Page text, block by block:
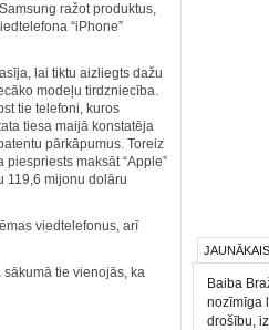
ražot produktus,
“iPhone”
lai tiktu aizliegts dažu
modeļu tirdzniecība.
tie telefoni, kuros
tiesa maijā konstatēja
pārkāpumus. Toreiz
piespriests maksāt “Apple”
119,6 mijonu dolāru
viedtelefonus, arī
tie vienojās, ka
JAUNĀKAIS
Baiba
nozīmīga
drošību,